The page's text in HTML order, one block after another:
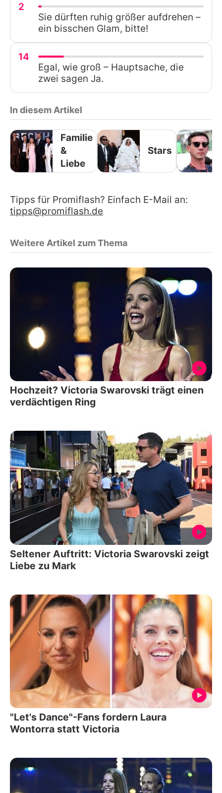
2
Sie dürften ruhig größer aufdrehen –
ein bisschen Glam, bitte!
14
Egal, wie groß – Hauptsache, die
zwei sagen Ja.
In diesem Artikel
Familie
&
Liebe
Stars
Tipps für Promiflash? Einfach E-Mail an:
tipps@promiflash.de
Weitere Artikel zum Thema
Hochzeit? Victoria Swarovski trägt einen
verdächtigen Ring
Seltener Auftritt: Victoria Swarovski zeigt
Liebe zu Mark
"Let's Dance"-Fans fordern Laura
Wontorra statt Victoria